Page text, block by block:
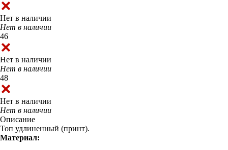
Нет в наличии
Нет в наличии
46
Нет в наличии
Нет в наличии
48
Нет в наличии
Нет в наличии
Описание
Топ удлиненный (принт).
Материал: